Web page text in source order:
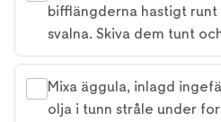
bifflängderna hastigt
svalna. Skiva dem tunt
Mixa äggula, inlagd
olja i tunn stråle under